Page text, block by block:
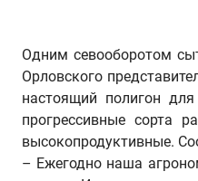
Одним севооборотом
Орловского
настоящий полигон
прогрессивные сорта
высокопродуктивные.
– Ежегодно наша